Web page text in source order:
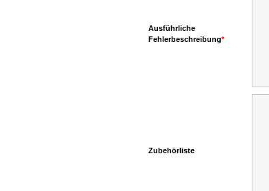
Ausführliche
Fehlerbeschreibung*
Zubehörliste